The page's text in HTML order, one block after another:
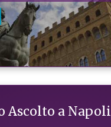
Ascolto a Napoli